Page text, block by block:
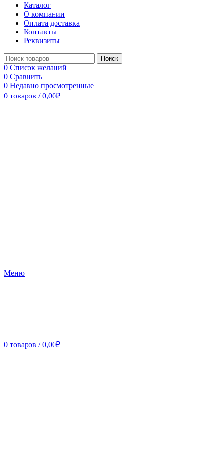
Каталог
О компании
Оплата доставка
Контакты
Реквизиты
Поиск
0 Список желаний
0 Сравнить
0 Недавно просмотренные
0 товаров / 0,00₽
Меню
0 товаров / 0,00₽